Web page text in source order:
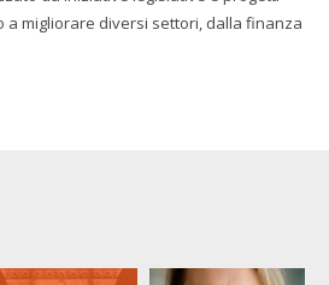
migliorare diversi settori, dalla finanza